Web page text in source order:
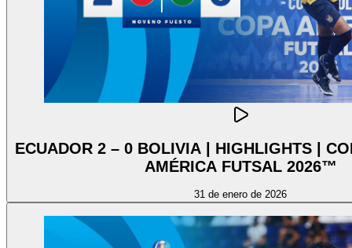
ECUADOR 2 – 0 BOLIVIA | HIGHLIGHTS |
AMÉRICA FUTSAL 2026™
31 de enero de 2026